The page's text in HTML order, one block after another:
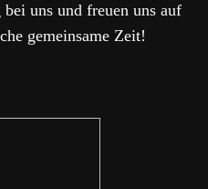
uns und freuen uns auf
gemeinsame Zeit!